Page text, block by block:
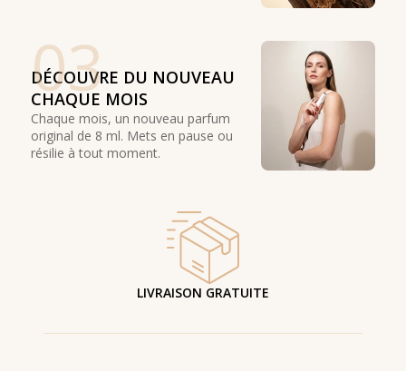
03
DÉCOUVRE DU NOUVEAU
CHAQUE MOIS
Chaque mois, un nouveau parfum
original de 8 ml. Mets en pause ou
résilie à tout moment.
LIVRAISON GRATUITE